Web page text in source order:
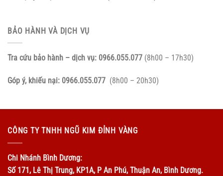
BẢO HÀNH VÀ DỊCH VỤ
Tra cứu bảo hành – dịch vụ: 0966.055.077 (8h00 – 17h30)
Góp ý, khiếu nại: 0966.055.077 (8h00 – 20h30)
CÔNG TY TNHH NGŨ KIM ĐỈNH VÀNG
Chi Nhánh Bình Dương:
Số 171, Lê Thị Trung, KP1A, P An Phú, Thuận An, Bình Dương.